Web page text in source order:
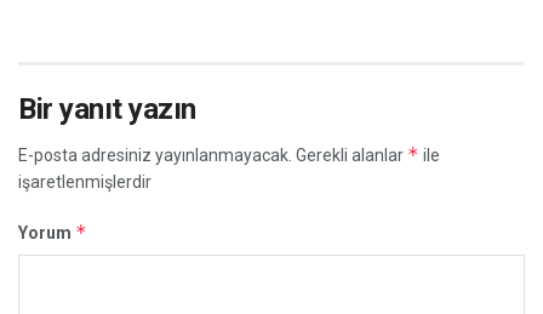
Bir yanıt yazın
E-posta adresiniz yayınlanmayacak. Gerekli alanlar * ile
işaretlenmişlerdir
Yorum *